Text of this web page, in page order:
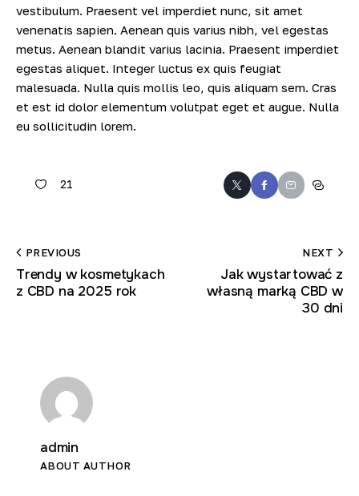
vestibulum. Praesent vel imperdiet nunc, sit amet
venenatis sapien. Aenean quis varius nibh, vel egestas
metus. Aenean blandit varius lacinia. Praesent imperdiet
egestas aliquet. Integer luctus ex quis feugiat
malesuada. Nulla quis mollis leo, quis aliquam sem. Cras
et est id dolor elementum volutpat eget et augue. Nulla
eu sollicitudin lorem.
21
PREVIOUS
Trendy w kosmetykach
z CBD na 2025 rok
NEXT
Jak wystartować z
własną marką CBD w
30 dni
admin
ABOUT AUTHOR